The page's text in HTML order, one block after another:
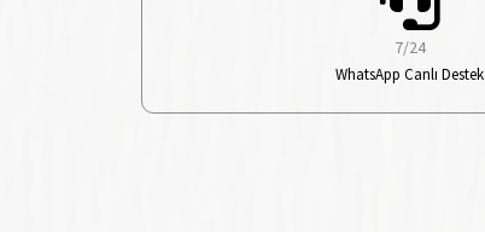
7/24
WhatsApp Canlı Destek